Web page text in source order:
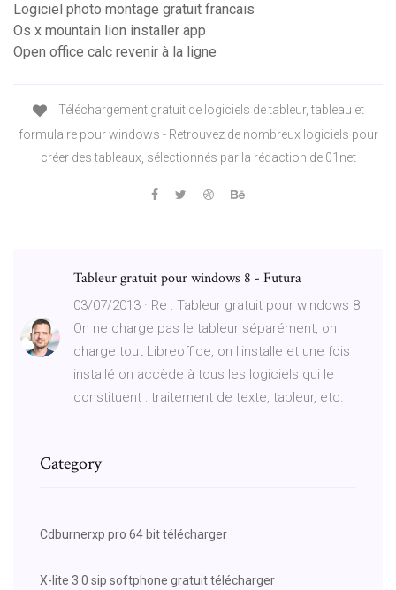
Logiciel photo montage gratuit francais
Os x mountain lion installer app
Open office calc revenir à la ligne
Téléchargement gratuit de logiciels de tableur, tableau et
formulaire pour windows - Retrouvez de nombreux logiciels pour
créer des tableaux, sélectionnés par la rédaction de 01net
Tableur gratuit pour windows 8 - Futura
03/07/2013 · Re : Tableur gratuit pour windows 8
On ne charge pas le tableur séparément, on
charge tout Libreoffice, on l'installe et une fois
installé on accède à tous les logiciels qui le
constituent : traitement de texte, tableur, etc.
Category
Cdburnerxp pro 64 bit télécharger
X-lite 3.0 sip softphone gratuit télécharger